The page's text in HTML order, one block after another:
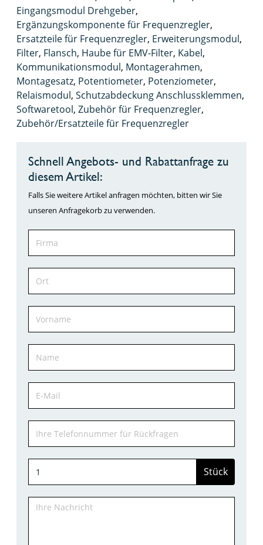
Eingangsmodul Drehgeber,
Ergänzungskomponente für Frequenzregler,
Ersatzteile für Frequenzregler, Erweiterungsmodul,
Filter, Flansch, Haube für EMV-Filter, Kabel,
Kommunikationsmodul, Montagerahmen,
Montagesatz, Potentiometer, Potenziometer,
Relaismodul, Schutzabdeckung Anschlussklemmen,
Softwaretool, Zubehör für Frequenzregler,
Zubehör/Ersatzteile für Frequenzregler
Schnell Angebots- und Rabattanfrage zu
diesem Artikel:
Falls Sie weitere Artikel anfragen möchten, bitten wir Sie
unseren Anfragekorb zu verwenden.
Stück